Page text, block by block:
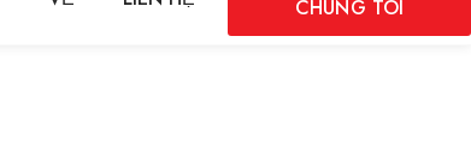
CHÚNG TÔI